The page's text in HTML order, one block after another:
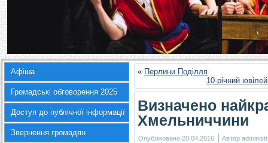
Афіша
Громадські обговорення 2025
Доступ до публічної інформації
Звернення громадян
« Перлини Поділля
10-річний
Визначено
Хмельниччини
Опубліковано 20.04.2016 | Автор